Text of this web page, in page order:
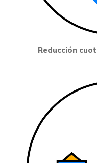
Reducción